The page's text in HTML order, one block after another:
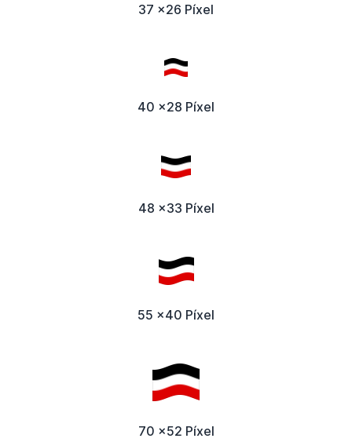
37 x26 Píxel
40 x28 Píxel
48 x33 Píxel
55 x40 Píxel
70 x52 Píxel